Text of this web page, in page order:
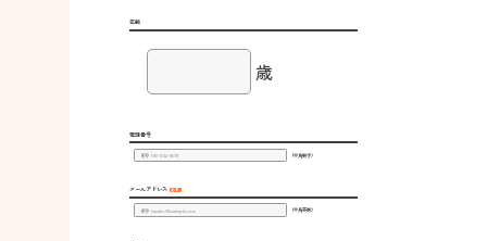
年齢
歳
電話番号
（半角数字）
メールアドレス 必須
（半角英数）